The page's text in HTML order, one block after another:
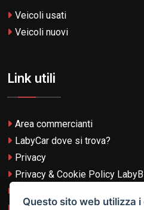
Veicoli usati
Veicoli nuovi
Link utili
Area commercianti
LabyCar dove si trova?
Privacy
Privacy & Cookie Policy
Questo sito web utilizza